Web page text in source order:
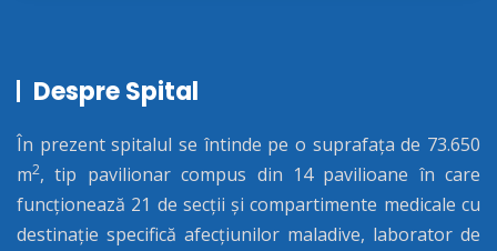
• Instruirea prin activități comune a 92 persoane din
Despre Spital
În prezent spitalul se întinde pe o suprafața de 73.650
m2, tip pavilionar compus din 14 pavilioane în care
funcționează 21 de secții și compartimente medicale cu
destinație specifică afecțiunilor maladive, laborator de